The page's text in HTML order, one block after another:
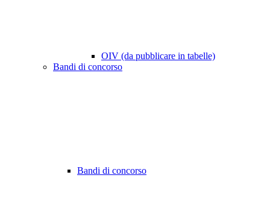
OIV (da pubblicare in tabelle)
Bandi di concorso
Bandi di concorso